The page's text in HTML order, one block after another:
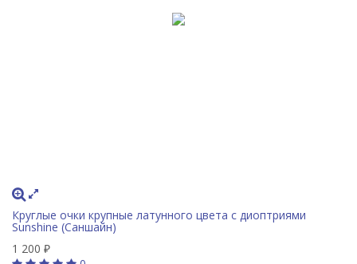
Круглые очки крупные латунного цвета с диоптриями
Sunshine (Саншайн)
1 200 ₽